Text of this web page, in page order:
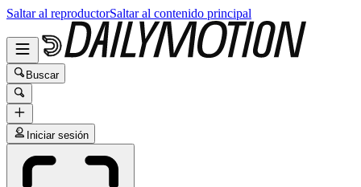
Saltar al reproductorSaltar al contenido principal
Buscar
Iniciar sesión